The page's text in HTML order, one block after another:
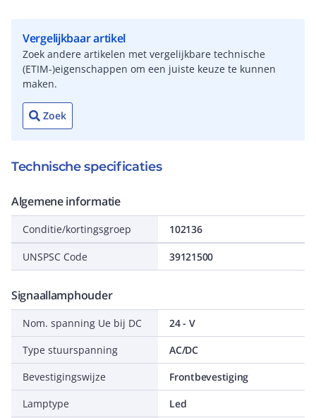
Vergelijkbaar artikel
Zoek andere artikelen met vergelijkbare technische
(ETIM-)eigenschappen om een juiste keuze te kunnen
maken.
Zoek
Technische specificaties
Algemene informatie
Conditie/kortingsgroep 102136
UNSPSC Code 39121500
Signaallamphouder
Nom. spanning Ue bij DC
24 - V
Type stuurspanning
AC/DC
Bevestigingswijze
Frontbevestiging
Lamptype
Led